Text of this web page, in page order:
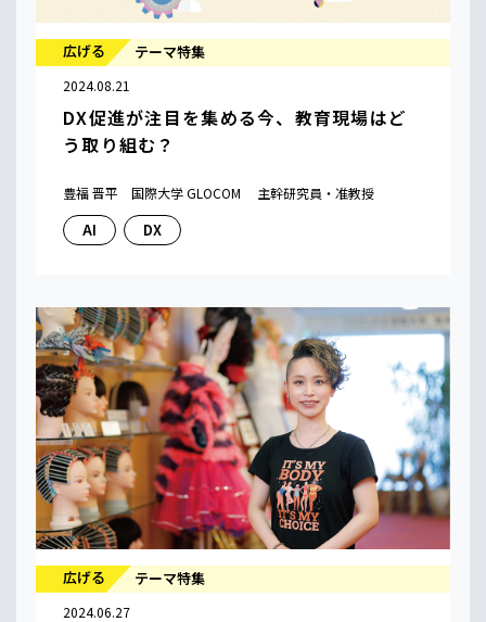
広げる テーマ特集
2024.08.21
DX促進が注目を集める今、教育現場はど
う取り組む？
豊福 晋平 国際大学 GLOCOM 主幹研究員・准教授
AI DX
広げる テーマ特集
2024.06.27